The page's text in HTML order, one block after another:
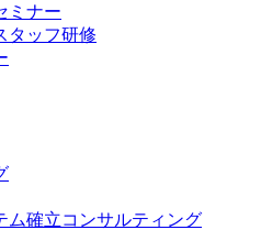
ミナー
タッフ研修
ム確立コンサルティング